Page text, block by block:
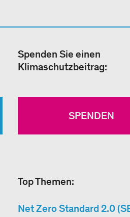
Spenden Sie einen
Klimaschutzbeitrag:
SPENDEN
Top Themen:
Net Zero Standard 2.0